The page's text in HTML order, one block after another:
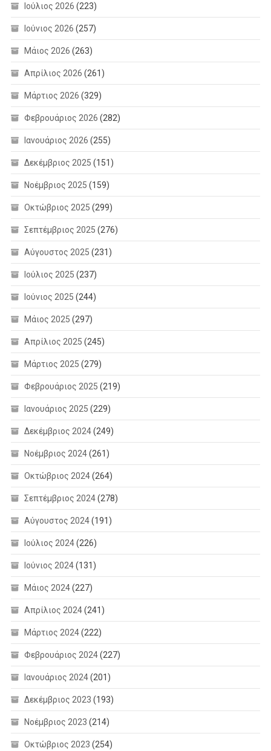
Ιούλιος 2026 (223)
Ιούνιος 2026 (257)
Μάιος 2026 (263)
Απρίλιος 2026 (261)
Μάρτιος 2026 (329)
Φεβρουάριος 2026 (282)
Ιανουάριος 2026 (255)
Δεκέμβριος 2025 (151)
Νοέμβριος 2025 (159)
Οκτώβριος 2025 (299)
Σεπτέμβριος 2025 (276)
Αύγουστος 2025 (231)
Ιούλιος 2025 (237)
Ιούνιος 2025 (244)
Μάιος 2025 (297)
Απρίλιος 2025 (245)
Μάρτιος 2025 (279)
Φεβρουάριος 2025 (219)
Ιανουάριος 2025 (229)
Δεκέμβριος 2024(249)
Νοέμβριος 2024(261)
Οκτώβριος 2024(264)
Σεπτέμβριος 2024(278)
Αύγουστος 2024(191)
Ιούλιος 2024(226)
Ιούνιος 2024(131)
Μάιος 2024(227)
Απρίλιος 2024(241)
Μάρτιος 2024(222)
Φεβρουάριος 2024(227)
Ιανουάριος 2024(201)
Δεκέμβριος 2023 (193)
Νοέμβριος 2023 (214)
Οκτώβριος 2023 (254)